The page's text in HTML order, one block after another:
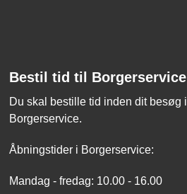
Bestil tid til Borgerservice
Du skal bestille tid inden dit besøg i
Borgerservice.
Åbningstider i Borgerservice:
Mandag - fredag: 10.00 - 16.00